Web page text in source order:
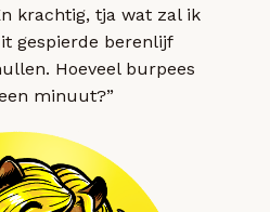
krachtig, tja wat zal ik
gespierde berenlijf
Hoeveel burpees
minuut?”